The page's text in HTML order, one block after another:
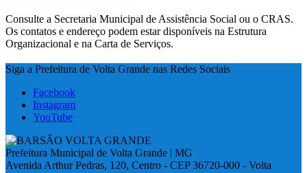
Consulte a Secretaria Municipal de Assistência Social ou o CRAS.
Os contatos e endereço podem estar disponíveis na Estrutura
Organizacional e na Carta de Serviços.
Siga a Prefeitura de Volta Grande nas Redes Sociais
Facebook
Instagram
YouTube
Prefeitura Municipal de Volta Grande | MG
Avenida Arthur Pedras, 120, Centro - CEP 36720-000 - Volta